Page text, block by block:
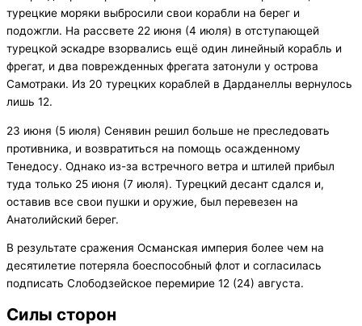
турецкие моряки выбросили свои корабли на берег и
подожгли. На рассвете 22 июня (4 июля) в отступающей
турецкой эскадре взорвались ещё один линейный корабль и
фрегат, и два поврежденных фрегата затонули у острова
Самотраки. Из 20 турецких кораблей в Дарданеллы вернулось
лишь 12.
23 июня (5 июля) Сенявин решил больше не преследовать
противника, и возвратиться на помощь осажденному
Тенедосу. Однако из-за встречного ветра и штилей прибыл
туда только 25 июня (7 июля). Турецкий десант сдался и,
оставив все свои пушки и оружие, был перевезен на
Анатолийский берег.
В результате сражения Османская империя более чем на
десятилетие потеряла боеспособный флот и согласилась
подписать Слободзейское перемирие 12 (24) августа.
Силы сторон